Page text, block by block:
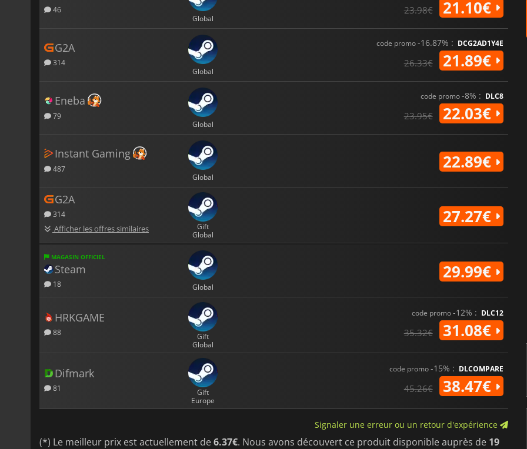
46
Global
23.98€ 21.10€
G2A
314
Global
code promo-16.87% : DCG2AD1Y4E
26.33€ 21.89€
Eneba
79
Global
code promo-8% : DLC8
23.95€ 22.03€
Instant Gaming
487
Global
22.89€
G2A
314
Afficher les offres similaires
Gift
Global
27.27€
MAGASIN OFFICIEL
Steam
18 Global
29.99€
HRKGAME
88
Gift
Global
code promo-12% : DLC12
35.32€ 31.08€
Difmark
81
Gift
Europe
code promo-15% : DLCOMPARE
45.26€ 38.47€
Signaler une erreur ou un retour d'expérience
(*) Le meilleur prix est actuellement de6.37€. Nous avons découvert ce produit disponible auprès de 19